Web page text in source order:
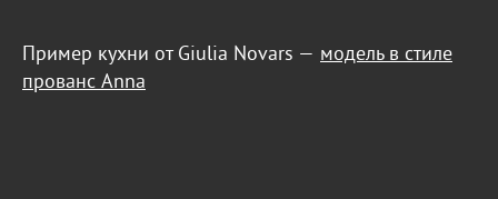
Пример кухни от Giulia Novars — модель в стиле
прованс Anna